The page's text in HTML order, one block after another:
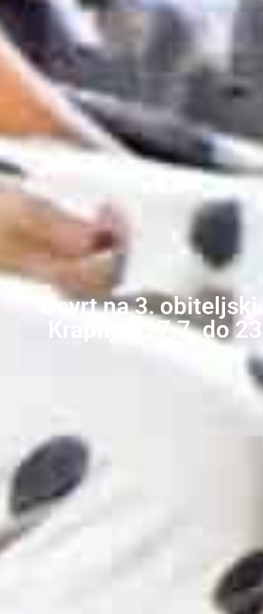
Osvrt na 3. obiteljski
Krapnju (17.7. do